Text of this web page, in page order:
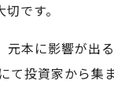
です。
本に影響が出
投資家から集